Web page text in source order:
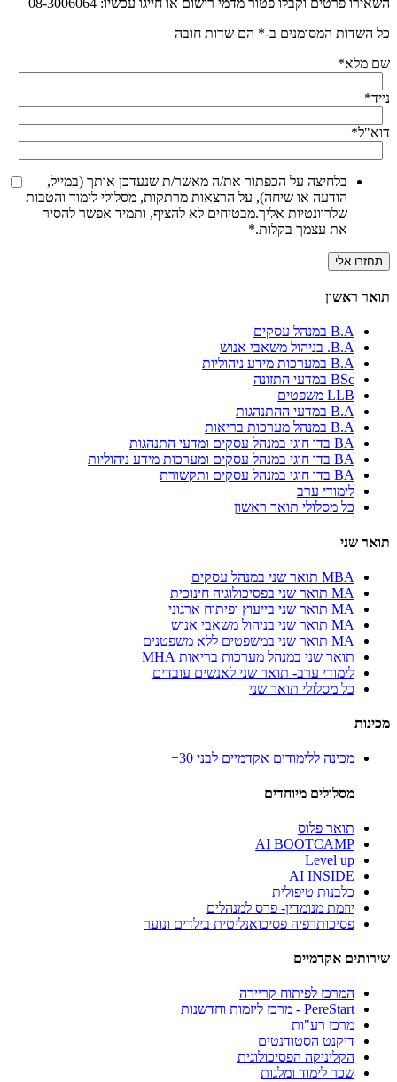
כל השדות המסומנים ב-* הם שדות חובה
שם מלא*
נייד*
דוא"ל*
בלחיצה על הכפתור את/ה מאשר/ת שנעדכן אותך (במייל,
הודעה או שיחה), על הרצאות מרתקות, מסלולי לימוד והטבות
שלרוונטיות אליך.מבטיחים לא להציף, ותמיד אפשר להסיר
את עצמך בקלות.*
תואר ראשון
B.A במנהל עסקים
B.A. בניהול משאבי אנוש
B.A במערכות מידע ניהוליות
BSc במדעי התזונה
LLB משפטים
B.A במדעי ההתנהגות
B.A במנהל מערכות בריאות
BA בדו חוגי במנהל עסקים ומדעי התנהגות
BA בדו חוגי במנהל עסקים ומערכות מידע ניהוליות
BA בדו חוגי במנהל עסקים ותקשורת
לימודי ערב
כל מסלולי תואר ראשון
תואר שני
MBA תואר שני במנהל עסקים
MA תואר שני בפסיכולוגיה חינוכית
MA תואר שני בייעוץ ופיתוח ארגוני
MA תואר שני בניהול משאבי אנוש
MA תואר שני במשפטים ללא משפטנים
תואר שני במנהל מערכות בריאות MHA
לימודי ערב- תואר שני לאנשים עובדים
כל מסלולי תואר שני
מכינות
מכינה ללימודים אקדמיים לבני 30+
מסלולים מיוחדים
תואר פלוס
AI BOOTCAMP
Level up
AI INSIDE
כלבנות טיפולית
יוזמת מנומדין- פרס למנהלים
פסיכותרפיה פסיכואנליטית בילדים ונוער
שירותים אקדמיים
המרכז לפיתוח קריירה
PereStart - מרכז ליזמות וחדשנות
מרכז רע"ות
דיקנט הסטודנטים
הקליניקה הפסיכולוגית
שכר לימוד ומלגות